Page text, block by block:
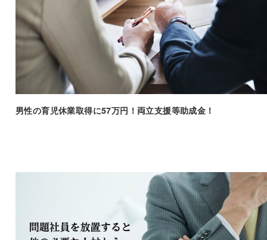
男性の育児休業取得に57万円！両立支援等助成金！